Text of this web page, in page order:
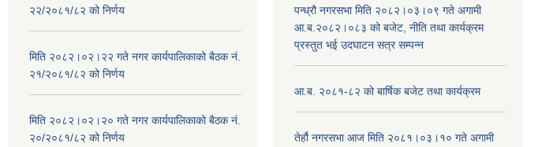
२२/२०८१/८२ को निर्णय
मिति २०८२।०२।२२ गते नगर कार्यपालिकाको बैठक नं.
२१/२०८१/८२ को निर्णय
मिति २०८२।०२।२० गते नगर कार्यपालिकाको बैठक नं.
२०/२०८१/८२ को निर्णय
पन्ध्रौ नगरसभा मिति २०८२।०३।०९ गते अगामी
आ.ब.२०८२।०८३ को बजेट, नीति तथा कार्यक्रम
प्रस्तुत भई उदघाटन सत्र सम्पन्न
आ.ब. २०८१-८२ को बार्षिक बजेट तथा कार्यक्रम
तेर्हौ नगरसभा आज मिति २०८१।०३।१० गते अगामी